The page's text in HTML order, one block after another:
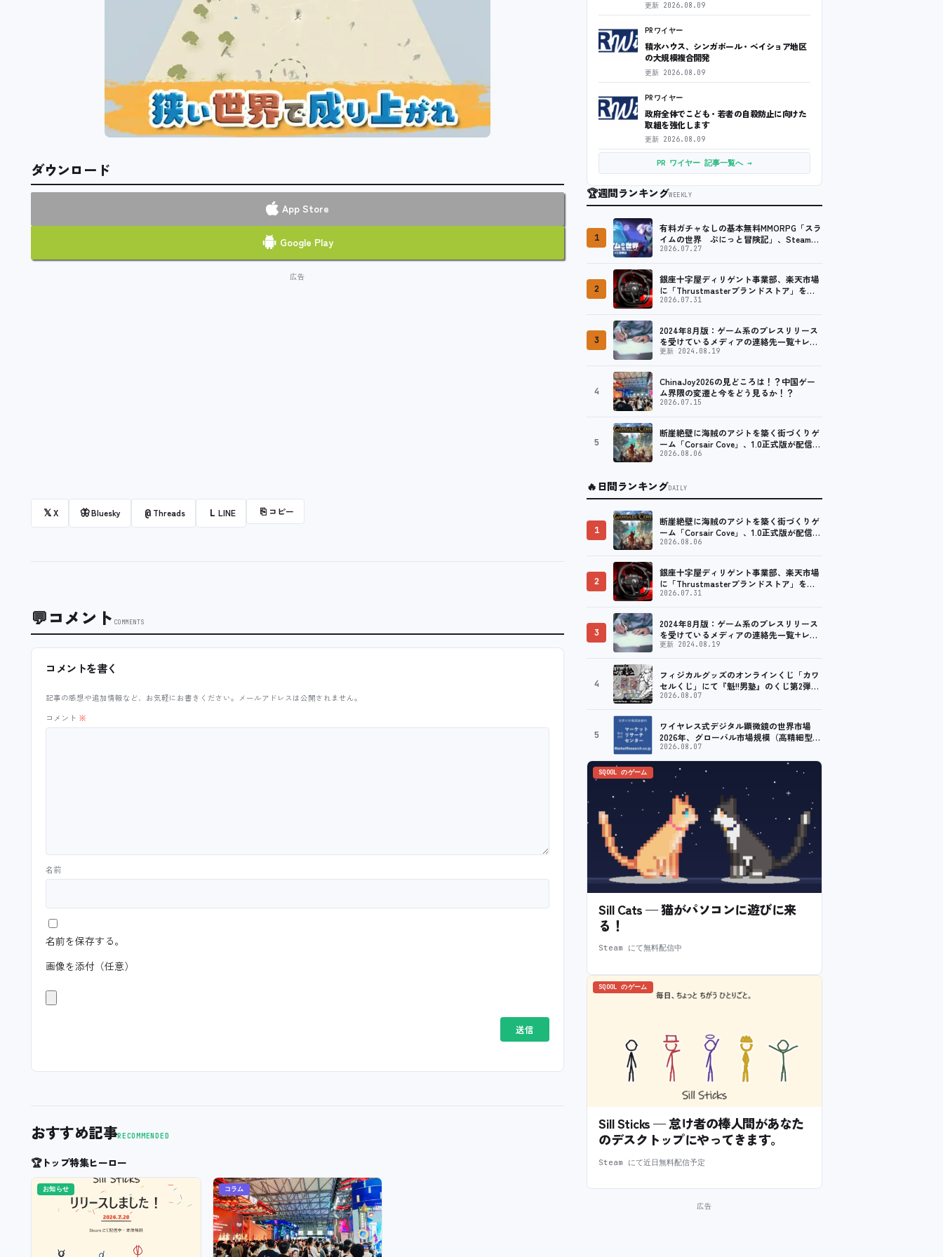
ダウンロード
App Store
Google Play
𝕏X 🦋Bluesky @ Threads L LINE ⎘ コピー
💬コメント COMMENTS
コメントを書く
記事の感想や追加情報など、お気軽にお書きください。メールアドレスは公開されません。
コメント ※
名前
名前を保存する。
画像を添付（任意）
おすすめ記事RECOMMENDED
🏆トップ特集ヒーロー
お知らせ コラム
更新 2026.08.09
PRワイヤー
積水ハウス、シンガポール・ベイショア地区
の大規模複合開発
更新 2026.08.09
PRワイヤー
政府全体でこども・若者の自殺防止に向けた
取組を強化します
更新 2026.08.09
PR ワイヤー 記事一覧へ →
🏆週間ランキングWEEKLY
1
有料ガチャなしの基本無料MMORPG「スラ
イムの世界 ぷにっと冒険記」、Steam向
けの無料体験版が8月末に配信決定
2026.07.27
2
銀座十字屋ディリゲント事業部、楽天市場
に「Thrustmasterブランドストア」をオ
ープン。記念キャンペーンでポイントアッ
2026.07.31
3
2024年8月版：ゲーム系のプレスリリース
を受けているメディアの連絡先一覧+レビ
ュー依頼先一覧
更新 2024.08.19
4
ChinaJoy2026の見どころは！？中国ゲー
ム界隈の変遷と今をどう見るか！？
2026.07.15
5
断崖絶壁に海賊のアジトを築く街づくりゲ
ーム「Corsair Cove」、1.0正式版が配信開
始！
2026.08.06
🔥日間ランキングDAILY
1
断崖絶壁に海賊のアジトを築く街づくりゲ
ーム「Corsair Cove」、1.0正式版が配信開
始！
2026.08.06
2
銀座十字屋ディリゲント事業部、楽天市場
に「Thrustmasterブランドストア」をオ
ープン。記念キャンペーンでポイントアッ
2026.07.31
3
2024年8月版：ゲーム系のプレスリリース
を受けているメディアの連絡先一覧+レビ
ュー依頼先一覧
更新 2024.08.19
4
フィジカルグッズのオンラインくじ「カワ
セルくじ」にて『魁!!男塾』のくじ第2弾が
販売開始！
2026.08.07
5
ワイヤレス式デジタル顕微鏡の世界市場
2026年、グローバル市場規模（高精細型、
超高精細型）・分析レポートを発表
2026.08.07
SQOOL のゲーム
Sill Cats — 猫がパソコンに遊びに来
る！
Steam にて無料配信中
SQOOL のゲーム
Sill Sticks — 怠け者の棒人間があなた
のデスクトップにやってきます。
Steam にて近日無料配信予定